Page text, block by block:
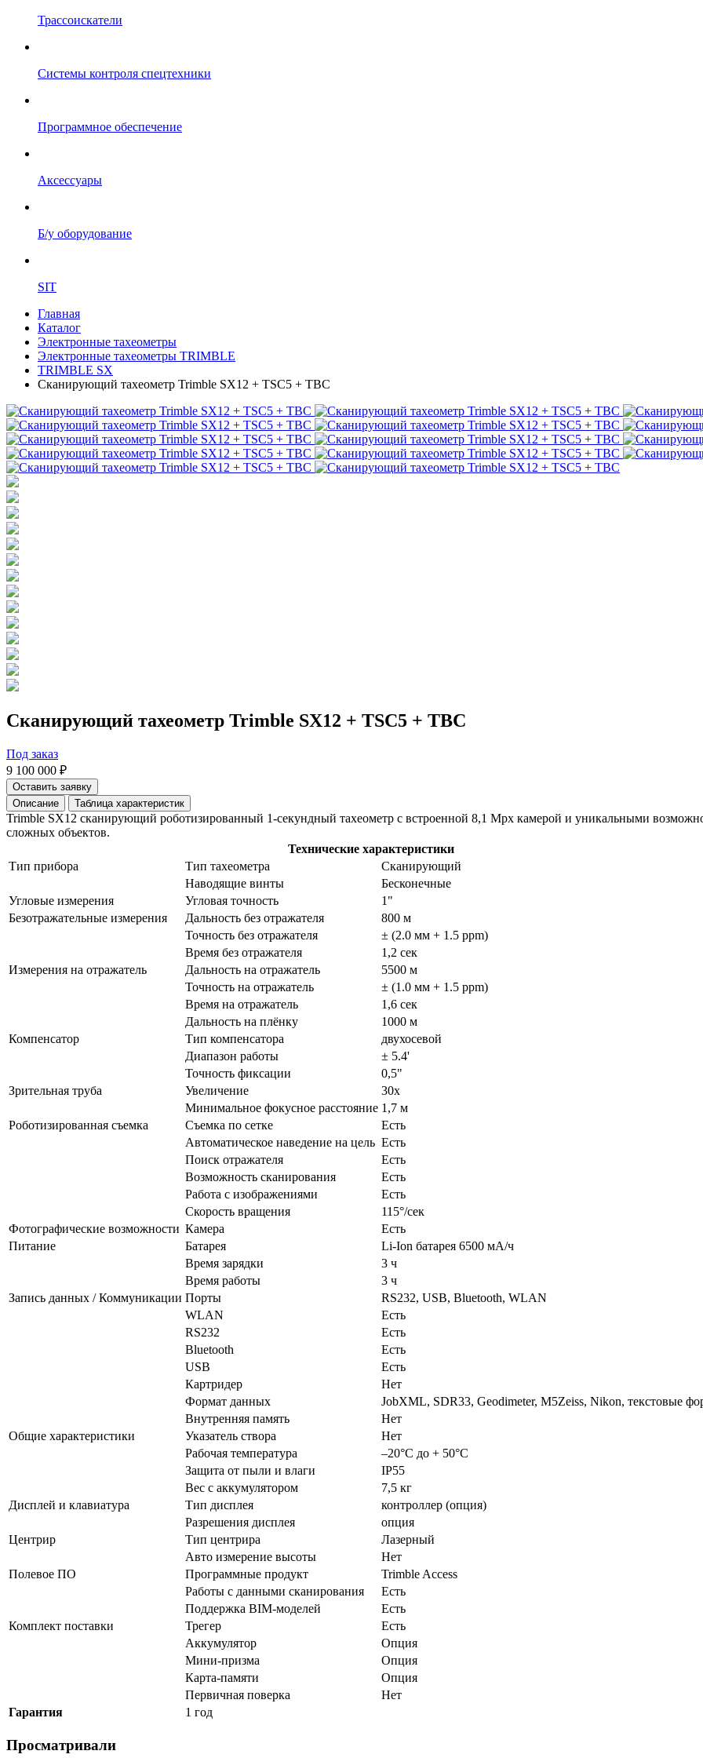
Трассоискатели
Системы контроля спецтехники
Программное обеспечение
Аксессуары
Б/у оборудование
SIT
Главная
Каталог
Электронные тахеометры
Электронные тахеометры TRIMBLE
TRIMBLE SX
Сканирующий тахеометр Trimble SX12 + TSC5 + TBC
Сканирующий тахеометр Trimble SX12 + TSC5 + TBC
Под заказ
9 100 000 ₽
Оставить заявку
Описание
Таблица характеристик
Trimble SX12 сканирующий роботизированный 1-секундный тахеометр с встроенной 8,1 Mpx камерой и уникальными
сложных объектов.
Технические характеристики
Тип прибора
Тип тахеометра
Сканирующий
Наводящие винты
Бесконечные
Угловые измерения
Угловая точность
1"
Безотражательные измерения
Дальность без отражателя
800 м
Точность без отражателя
± (2.0 мм + 1.5 ppm)
Время без отражателя
1,2 сек
Измерения на отражатель
Дальность на отражатель
5500 м
Точность на отражатель
± (1.0 мм + 1.5 ppm)
Время на отражатель
1,6 сек
Дальность на плёнку
1000 м
Компенсатор
Тип компенсатора
двухосевой
Диапазон работы
± 5.4'
Точность фиксации
0,5"
Зрительная труба
Увеличение
30х
Минимальное фокусное расстояние 1,7 м
Роботизированная съемка
Съемка по сетке
Есть
Автоматическое наведение на цель Есть
Поиск отражателя
Есть
Возможность сканирования
Есть
Работа с изображениями
Есть
Скорость вращения
115°/сек
Фотографические возможности Камера
Есть
Питание
Батарея
Li-Ion батарея 6500 мА/ч
Время зарядки
3 ч
Время работы
3 ч
Запись данных / Коммуникации Порты
RS232, USB, Bluetooth, WLAN
WLAN
Есть
RS232
Есть
Bluetooth
Есть
USB
Есть
Картридер
Нет
Формат данных
JobXML, SDR33, Geodimeter, M5Zeiss, Nikon, текстовые
Внутренняя память
Нет
Общие характеристики
Указатель створа
Нет
Рабочая температура
–20°C до + 50°C
Защита от пыли и влаги
IP55
Вес с аккумулятором
7,5 кг
Дисплей и клавиатура
Тип дисплея
контроллер (опция)
Разрешения дисплея
опция
Центрир
Тип центрира
Лазерный
Авто измерение высоты
Нет
Полевое ПО
Программные продукт
Trimble Access
Работы c данными сканирования
Есть
Поддержка BIM-моделей
Есть
Комплект поставки
Трегер
Есть
Аккумулятор
Опция
Мини-призма
Опция
Карта-памяти
Опция
Первичная поверка
Нет
Гарантия
1 год
Просматривали